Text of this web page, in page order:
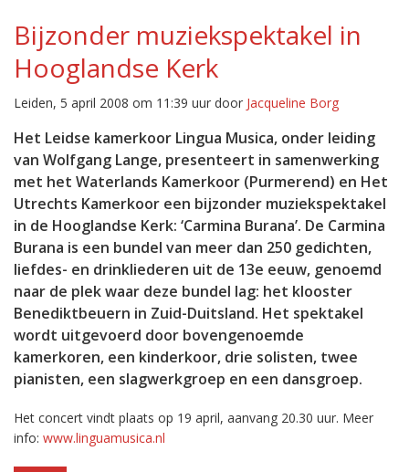
Bijzonder muziekspektakel in
Hooglandse Kerk
Leiden, 5 april 2008 om 11:39 uur door Jacqueline Borg
Het Leidse kamerkoor Lingua Musica, onder leiding
van Wolfgang Lange, presenteert in samenwerking
met het Waterlands Kamerkoor (Purmerend) en Het
Utrechts Kamerkoor een bijzonder muziekspektakel
in de Hooglandse Kerk: ‘Carmina Burana’. De Carmina
Burana is een bundel van meer dan 250 gedichten,
liefdes- en drinkliederen uit de 13e eeuw, genoemd
naar de plek waar deze bundel lag: het klooster
Benediktbeuern in Zuid-Duitsland. Het spektakel
wordt uitgevoerd door bovengenoemde
kamerkoren, een kinderkoor, drie solisten, twee
pianisten, een slagwerkgroep en een dansgroep.
Het concert vindt plaats op 19 april, aanvang 20.30 uur. Meer
info: www.linguamusica.nl